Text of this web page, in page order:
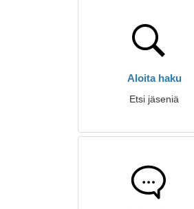
Aloita haku
Etsi jäseniä